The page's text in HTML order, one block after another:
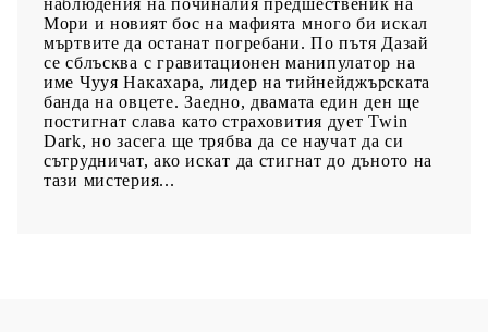
наблюдения на починалия предшественик на
Мори и новият бос на мафията много би искал
мъртвите да останат погребани. По пътя Дазай
се сблъсква с гравитационен манипулатор на
име Чууя Накахара, лидер на тийнейджърската
банда на овцете. Заедно, двамата един ден ще
постигнат слава като страховития дует Twin
Dark, но засега ще трябва да се научат да си
сътрудничат, ако искат да стигнат до дъното на
тази мистерия...